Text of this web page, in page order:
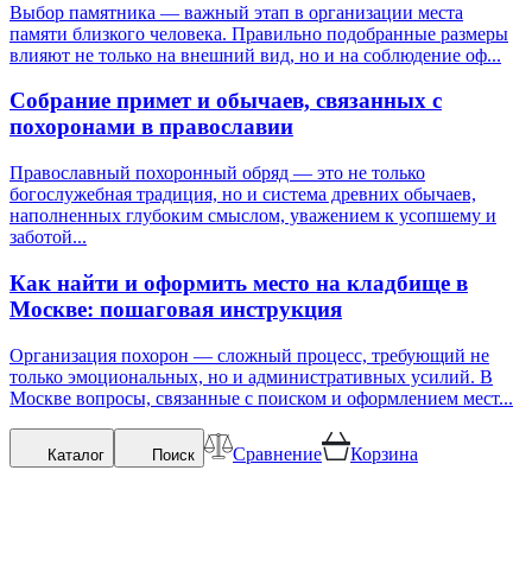
Выбор памятника — важный этап в организации места
памяти близкого человека. Правильно подобранные размеры
влияют не только на внешний вид, но и на соблюдение оф...
Собрание примет и обычаев, связанных с
похоронами в православии
Православный похоронный обряд — это не только
богослужебная традиция, но и система древних обычаев,
наполненных глубоким смыслом, уважением к усопшему и
заботой...
Как найти и оформить место на кладбище в
Москве: пошаговая инструкция
Организация похорон — сложный процесс, требующий не
только эмоциональных, но и административных усилий. В
Москве вопросы, связанные с поиском и оформлением мест...
Каталог Поиск Сравнение Корзина